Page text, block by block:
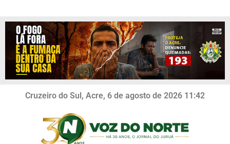
Cruzeiro do Sul, Acre, 6 de agosto de 2026 11:42